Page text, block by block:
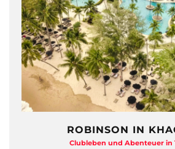
ROBINSON IN
Clubleben und Abenteuer in